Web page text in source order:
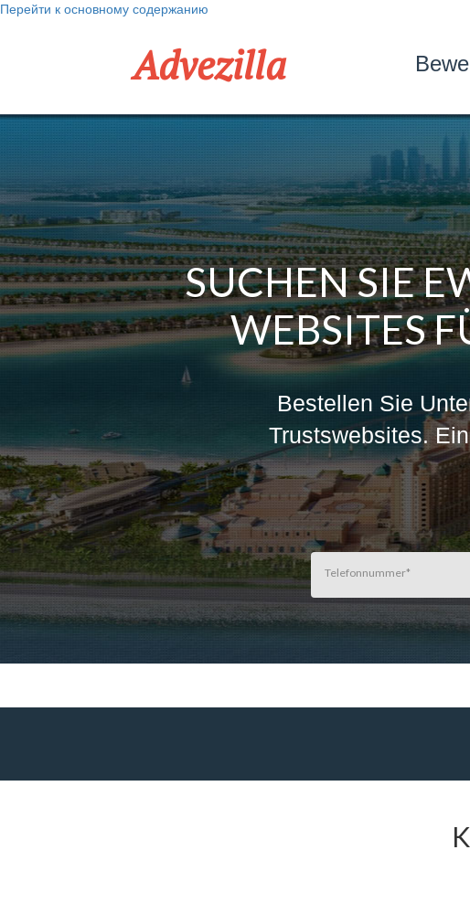
Перейти к основному содержанию
Advezilla
SUCHEN SIE
WEBSITES
Bestellen Sie
Trustswebsites.